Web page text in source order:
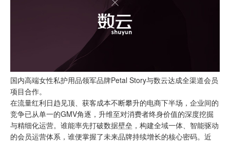
国内高端女性私护用品领军品牌Petal Story与数云达成全渠道会员
项目合作。
在流量红利日趋见顶、获客成本不断攀升的电商下半场，企业间的
竞争已从单一的GMV角逐，升维至对消费者终身价值的深度挖掘
与精细化运营。谁能率先打破数据壁垒，构建全域一体、智能驱动
的会员运营体系，谁便掌握了未来品牌持续增长的核心密码。近